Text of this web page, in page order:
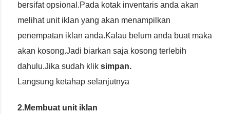
bersifat opsional.Pada kotak inventaris anda akan
melihat unit iklan yang akan menampilkan
penempatan iklan anda.Kalau belum anda buat maka
akan kosong.Jadi biarkan saja kosong terlebih
dahulu.Jika sudah klik simpan.
Langsung ketahap selanjutnya
2.Membuat unit iklan